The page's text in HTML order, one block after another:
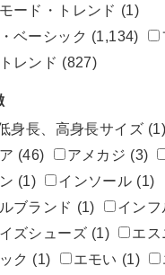
ード・トレンド (1)
ベーシック (1,134)
レンド (827)
身長、高身長サイズ (1)
(46) アメカジ (3)
(1) インソール (1)
ブランド (1) イン
ズシューズ (1) エス
ク (1) エモい (1)